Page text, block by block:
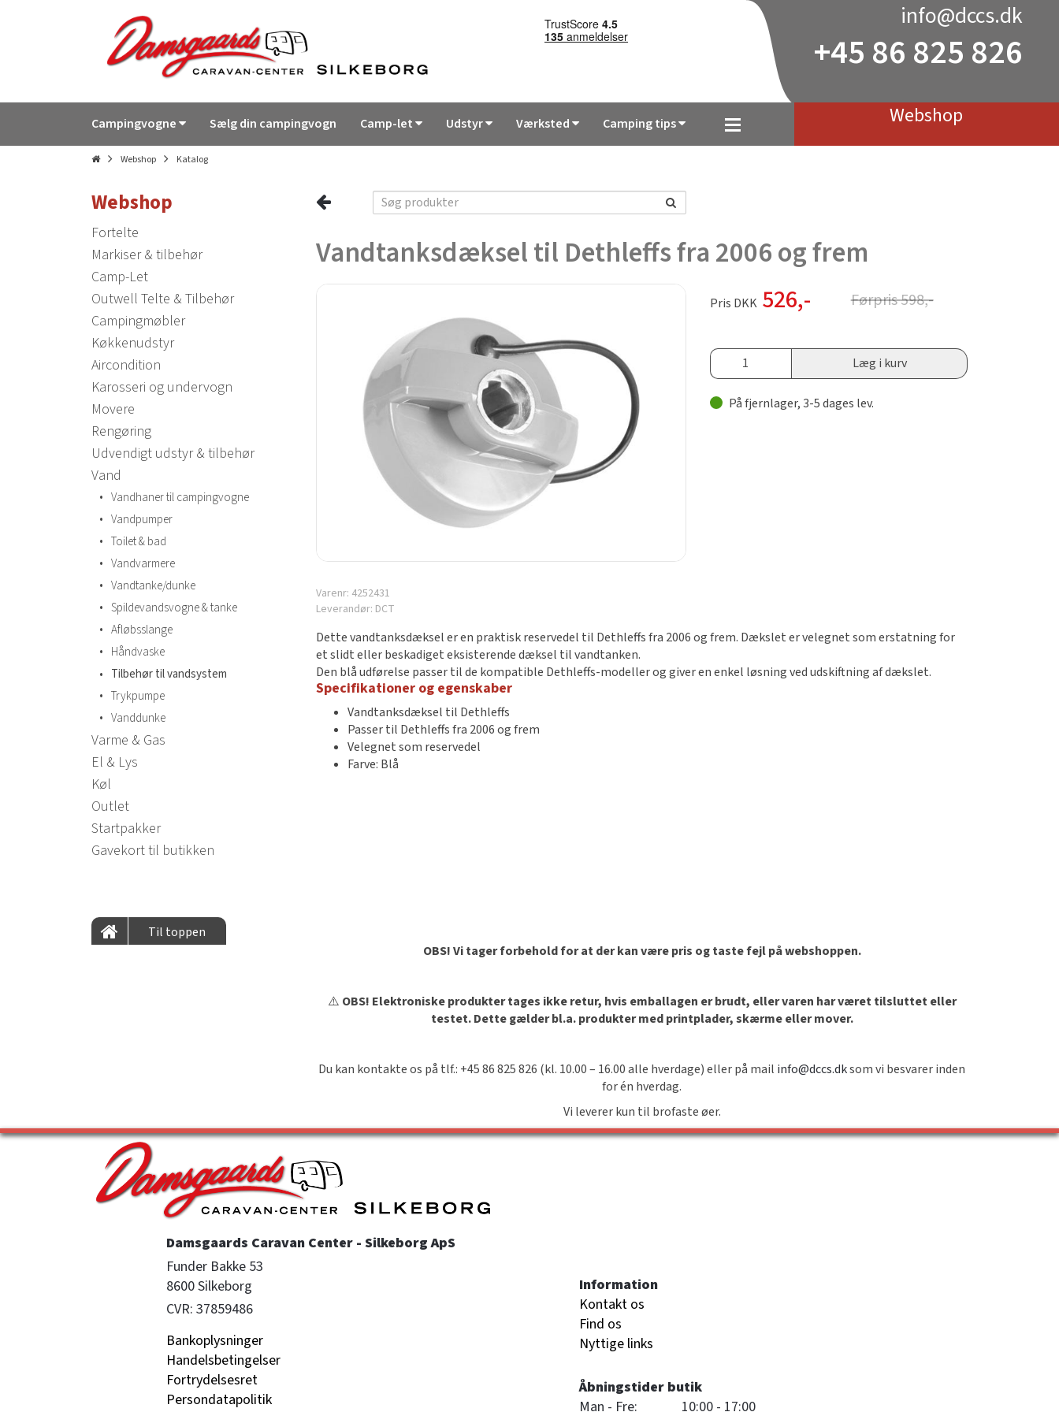
info@dccs.dk
+45 86 825 826
Campingvogne Sælg din campingvogn Camp-let Udstyr Værksted Camping tips Webshop
Webshop Katalog
Webshop
Fortelte
Markiser & tilbehør
Camp-Let
Outwell Telte & Tilbehør
Campingmøbler
Køkkenudstyr
Aircondition
Karosseri og undervogn
Movere
Rengøring
Udvendigt udstyr & tilbehør
Vand
• Vandhaner til campingvogne
• Vandpumper
• Toilet & bad
• Vandvarmere
• Vandtanke/dunke
• Spildevandsvogne & tanke
• Afløbsslange
• Håndvaske
• Tilbehør til vandsystem
• Trykpumpe
• Vanddunke
Varme & Gas
El & Lys
Køl
Outlet
Startpakker
Gavekort til butikken
Vandtanksdæksel til Dethleffs fra 2006 og frem
Pris DKK 526,- Førpris598,-
Læg i kurv
På fjernlager, 3-5 dages lev.
Varenr: 4252431
Leverandør: DCT
Dette vandtanksdæksel er en praktisk reservedel til Dethleffs fra 2006 og frem. Dækslet er velegnet som erstatning for
et slidt eller beskadiget eksisterende dæksel til vandtanken.
Den blå udførelse passer til de kompatible Dethleffs-modeller og giver en enkel løsning ved udskiftning af dækslet.
Specifikationer og egenskaber
Vandtanksdæksel til Dethleffs
Passer til Dethleffs fra 2006 og frem
Velegnet som reservedel
Farve: Blå
Til toppen
OBS! Vi tager forbehold for at der kan være pris og taste fejl på webshoppen.
⚠️ OBS! Elektroniske produkter tages ikke retur, hvis emballagen er brudt, eller varen har været tilsluttet eller
testet. Dette gælder bl.a. produkter med printplader, skærme eller mover.
Du kan kontakte os på tlf.: +45 86 825 826 (kl. 10.00 – 16.00 alle hverdage) eller på mail info@dccs.dksom vi besvarer inden
for én hverdag.
Vi leverer kun til brofaste øer.
Damsgaards Caravan Center - Silkeborg ApS
Funder Bakke 53
8600 Silkeborg
CVR: 37859486
Bankoplysninger
Handelsbetingelser
Fortrydelsesret
Persondatapolitik
Information
Kontakt os
Find os
Nyttige links
Åbningstider butik
Man - Fre:
10:00 - 17:00